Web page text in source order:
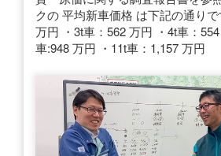
クの 平均新車価格 は下記の通り
万円 ・3t車：562 万円 ・4t車：
車:948 万円 ・11t車：1,157 万円